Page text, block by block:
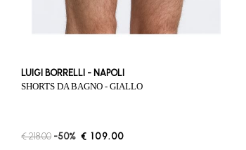
LUIGI BORRELLI - NAPOLI
SHORTS DA BAGNO - GIALLO
€ 218.00 -50% € 109.00